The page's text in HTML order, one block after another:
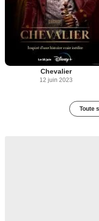
Chevalier
12 juin 2023
Toute